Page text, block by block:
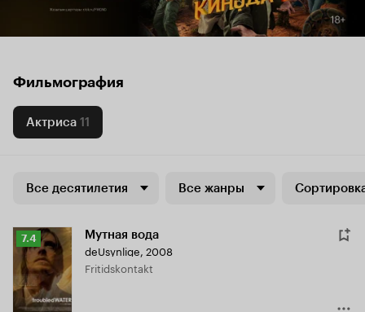
Фильмография
Актриса 11
Все десятилетия Все жанры
Рейтинг
Кинопоиска
7.4
7.4 Мутная вода
deUsynlige, 2008
Fritidskontakt